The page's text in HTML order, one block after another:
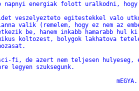
napnyi energiak folott uralkodni, hogy
veszelyezteto egitestekkel valo
valik (remelem, hogy ez nem az
be, hanem inkabb hamarabb hul
koltozest, bolygok lakhatova
sci-fi, de azert nem teljesen hulyeseg,
legyen szuksegunk.
>							mEGYA.